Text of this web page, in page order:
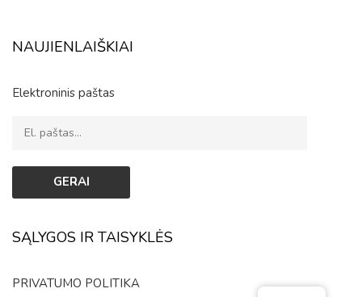
NAUJIENLAIŠKIAI
Elektroninis paštas
SĄLYGOS IR TAISYKLĖS
PRIVATUMO POLITIKA